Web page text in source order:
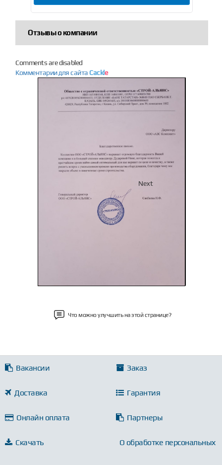
Отзывы о компании
Comments are disabled
Комментарии для сайта Cackle
Next
Что можно улучшить на этой странице?
Вакансии Заказ
Доставка Гарантия
Онлайн оплата Партнеры
Скачать О обработке персональных